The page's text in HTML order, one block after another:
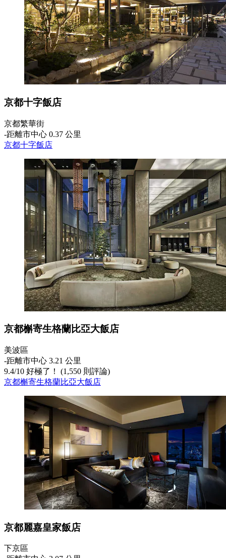
京都十字飯店
京都繁華街
‐距離市中心 0.37 公里
京都十字飯店
京都槲寄生格蘭比亞大飯店
美波區
‐距離市中心 3.21 公里
9.4/10 好極了！ (1,550 則評論)
京都槲寄生格蘭比亞大飯店
京都麗嘉皇家飯店
下京區